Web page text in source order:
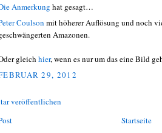
Anmerkung hat gesagt…
Coulson mit höherer Auflösung und noch
Amazonen.
gleich hier, wenn es nur um das eine Bild
29, 2012
veröffentlichen
Startseite